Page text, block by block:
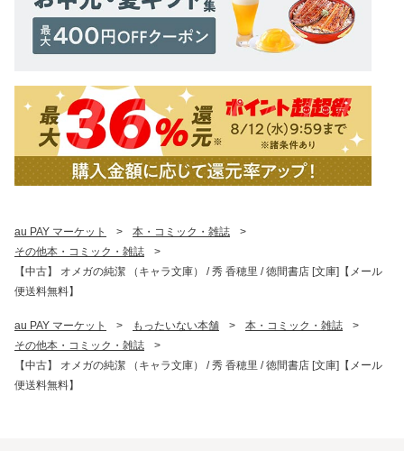
au PAY マーケット > 本・コミック・雑誌
>
その他本・コミック・雑誌
>
【中古】 オメガの純潔 （キャラ文庫） / 秀 香穂里 / 徳間書店 [文庫]【メール
便送料無料】
au PAY マーケット > もったいない本舗 > 本・コミック・雑誌
>
その他本・コミック・雑誌
>
【中古】 オメガの純潔 （キャラ文庫） / 秀 香穂里 / 徳間書店 [文庫]【メール
便送料無料】